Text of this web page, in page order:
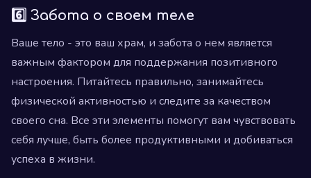
6️⃣ Забота о своем теле
Ваше тело - это ваш храм, и забота о нем является
важным фактором для поддержания позитивного
настроения. Питайтесь правильно, занимайтесь
физической активностью и следите за качеством
своего сна. Все эти элементы помогут вам чувствовать
себя лучше, быть более продуктивными и добиваться
успеха в жизни.